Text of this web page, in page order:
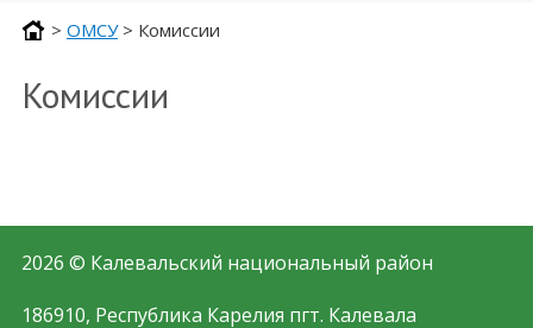
> ОМСУ > Комиссии
Комиссии
2026 © Калевальский национальный район
186910, Республика Карелия пгт. Калевала